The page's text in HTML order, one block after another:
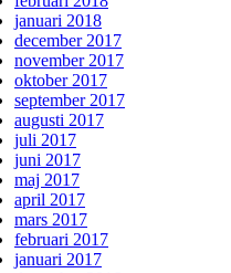
januari 2018
december 2017
november 2017
oktober 2017
september 2017
augusti 2017
juli 2017
juni 2017
maj 2017
april 2017
mars 2017
februari 2017
januari 2017